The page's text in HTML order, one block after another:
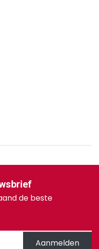
de beste
Aanmelden